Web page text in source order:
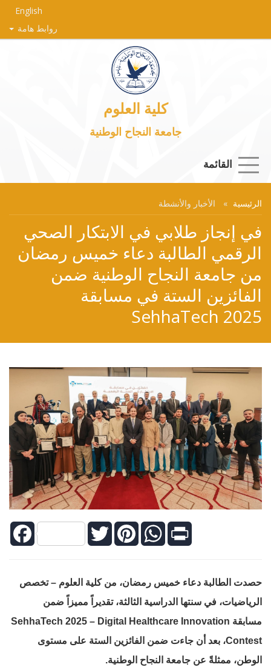
English
روابط هامة
كلية العلوم
جامعة النجاح الوطنية
القائمة
الرئيسية الأخبار والأنشطة
في إنجاز طلابي في الابتكار الصحي
الرقمي الطالبة دعاء خميس رمضان
من جامعة النجاح الوطنية ضمن
الفائزين الستة في مسابقة
SehhaTech 2025
Facebook TwitterPinterestWhatsApp Print
حصدت الطالبة دعاء خميس رمضان، من كلية العلوم – تخصص
الرياضيات، في سنتها الدراسية الثالثة، تقديراً مميزاً ضمن
مسابقة SehhaTech 2025 – Digital Healthcare Innovation
Contest، بعد أن جاءت ضمن الفائزين الستة على مستوى
الوطن، ممثلةً عن جامعة النجاح الوطنية.